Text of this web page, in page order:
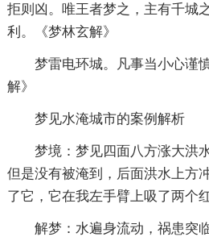
拒则凶。唯王者梦之，主有千城
利。《梦林玄解》
梦雷电环城。凡事当小心谨
解》
梦见水淹城市的案例解析
梦境：梦见四面八方涨大洪
但是没有被淹到，后面洪水上方
了它，它在我左手臂上吸了两个
解梦：水遍身流动，祸患突